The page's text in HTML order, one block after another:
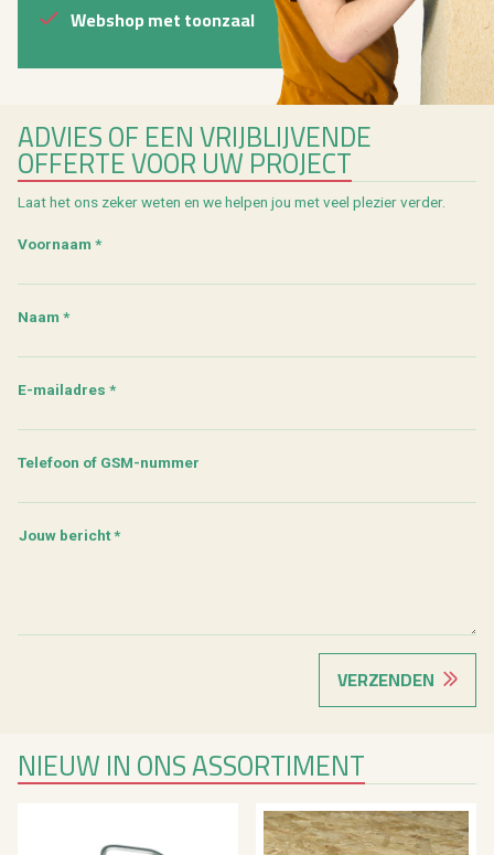
Webshop met toonzaal
ADVIES OF EEN VRIJBLIJVENDE
OFFERTE VOOR UW PROJECT
Laat het ons zeker weten en we helpen jou met veel plezier verder.
Voornaam *
Naam *
E-mailadres *
Telefoon of GSM-nummer
Jouw bericht *
VERZENDEN
NIEUW IN ONS ASSORTIMENT